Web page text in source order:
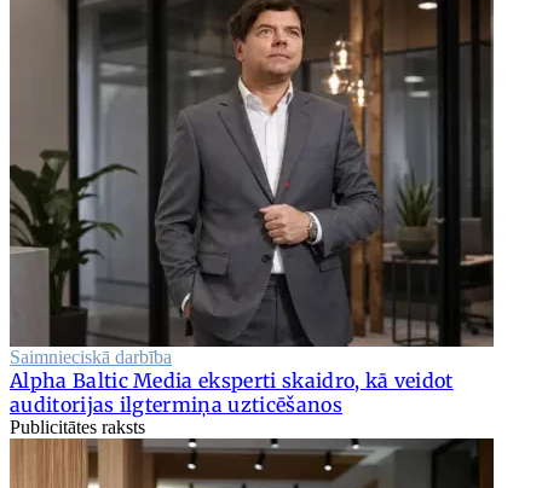
Saimnieciskā darbība
Alpha Baltic Media eksperti skaidro, kā veidot
auditorijas ilgtermiņa uzticēšanos
Publicitātes raksts